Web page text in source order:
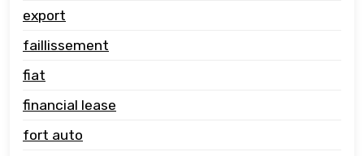
export
faillissement
fiat
financial lease
fort auto